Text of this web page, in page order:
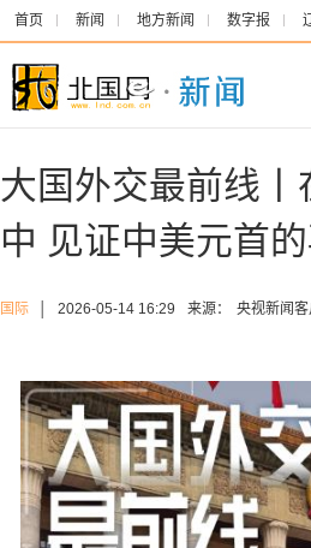
首页 新闻 地方新闻 数字报
大国外交最前线
中 见证中美元首
国际 2026-05-14 16:29 来源： 央视新闻